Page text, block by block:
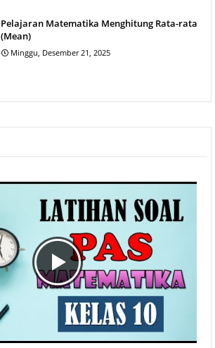
Pelajaran Matematika Menghitung Rata-rata
(Mean)
Minggu, Desember 21, 2025